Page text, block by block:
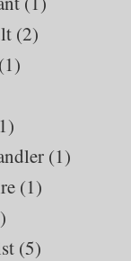
(2)
(1)
(1)
(1)
(5)